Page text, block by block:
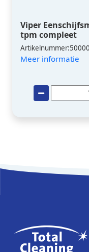
Viper
tpm compleet
Meer informatie